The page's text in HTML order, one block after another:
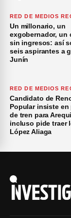
RED DE MEDIOS
Un millonario, un
exgobernador, un
sin ingresos: así
seis aspirantes a
Junín
RED DE MEDIOS
Candidato de
Popular insiste
de tren para
incluso pide traer
López Aliaga